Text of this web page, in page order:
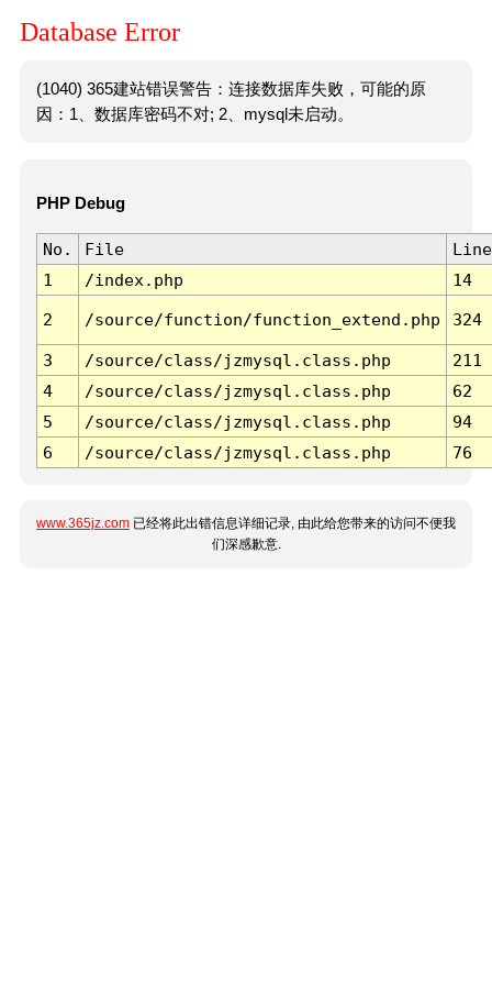
Database Error
(1040) 365建站错误警告：连接数据库失败，可能的原
因：1、数据库密码不对; 2、mysql未启动。
PHP Debug
No. File
Line
1
/index.php 14
2 /source/function/function_extend.php 324
3 /source/class/jzmysql.class.php
211
4
/source/class/jzmysql.class.php
62
5
/source/class/jzmysql.class.php
94
6
/source/class/jzmysql.class.php 76
www.365jz.com 已经将此出错信息详细记录, 由此给您带来的访问不便我
们深感歉意.